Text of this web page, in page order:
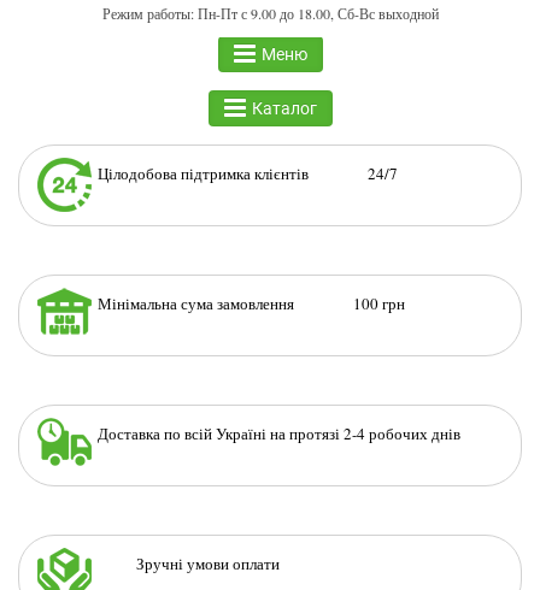
Режим работы: Пн-Пт с 9.00 до 18.00, Сб-Вс выходной
Меню
Каталог
Цілодобова підтримка клієнтів 24/7
Мінімальна сума замовлення 100 грн
Доставка по всій Україні на протязі 2-4 робочих днів
Зручні умови оплати